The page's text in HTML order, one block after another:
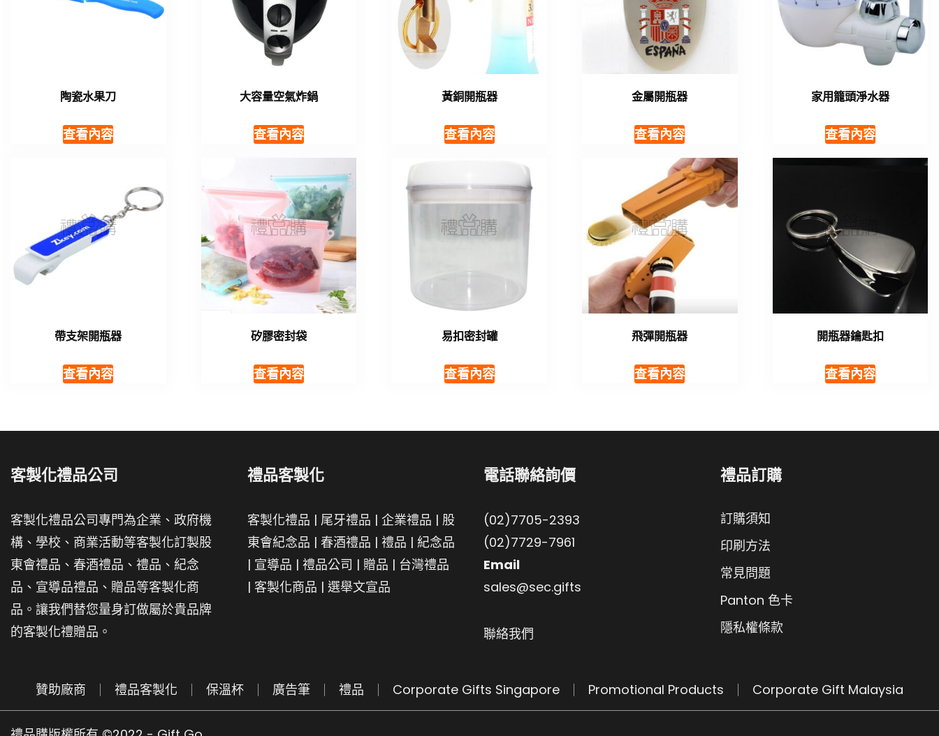
陶瓷水果刀
查看內容
大容量空氣炸鍋
查看內容
黃銅開瓶器
查看內容
金屬開瓶器
查看內容
家用籠頭淨水器
查看內容
帶支架開瓶器
查看內容
矽膠密封袋
查看內容
易扣密封罐
查看內容
飛彈開瓶器
查看內容
開瓶器鑰匙扣
查看內容
客製化禮品公司
客製化禮品公司專門為企業、政府機
構、學校、商業活動等客製化訂製股
東會禮品、春酒禮品、禮品、紀念
品、宣導品禮品、贈品等客製化商
品。讓我們替您量身訂做屬於貴品牌
的客製化禮贈品。
禮品客製化
客製化禮品 | 尾牙禮品 | 企業禮品 | 股
東會紀念品 | 春酒禮品 | 禮品 | 紀念品
| 宣導品 | 禮品公司 | 贈品 | 台灣禮品
| 客製化商品 | 選舉文宣品
電話聯絡詢價
(02)7705-2393
(02)7729-7961
Email
sales@sec.gifts
聯絡我們
禮品訂購
訂購須知
印刷方法
常見問題
Panton 色卡
隱私權條款
贊助廠商 禮品客製化 保溫杯 廣告筆 禮品 Corporate Gifts Singapore Promotional Products Corporate Gift Malaysia